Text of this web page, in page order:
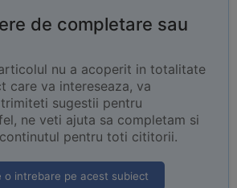
de completare sau
nu a acoperit in totalitate
care va intereseaza, va
sugestii pentru
ne veti ajuta sa completam si
pentru toti cititorii.
o intrebare pe acest subiect